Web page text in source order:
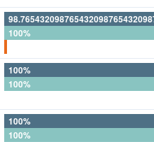
100%
100%
100%
100%
100%